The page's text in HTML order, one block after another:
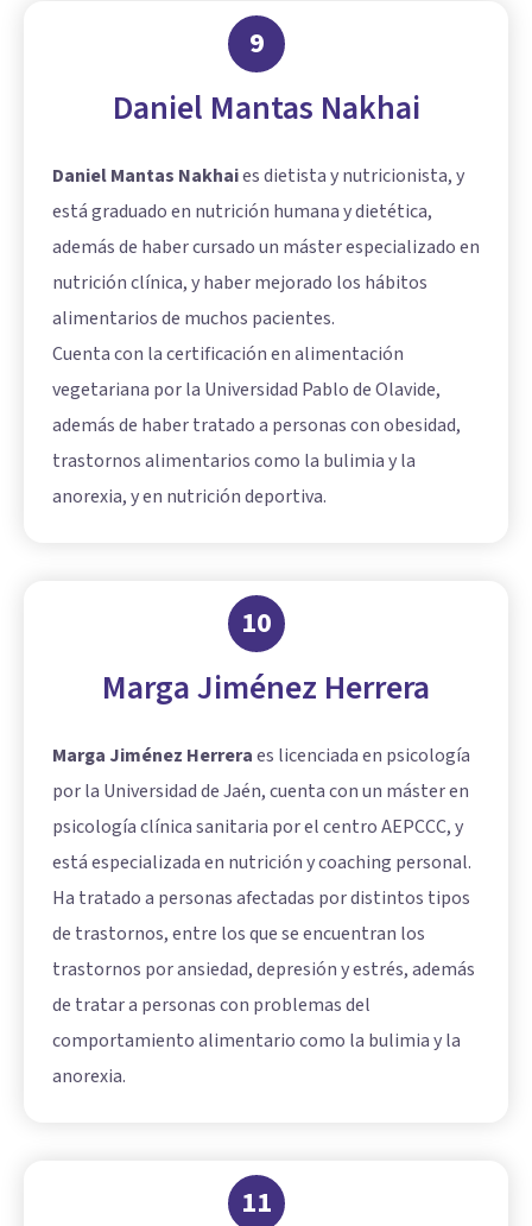
9
Daniel Mantas Nakhai
Daniel Mantas Nakhaies dietista y nutricionista, y
está graduado en nutrición humana y dietética,
además de haber cursado un máster especializado en
nutrición clínica, y haber mejorado los hábitos
alimentarios de muchos pacientes.
Cuenta con la certificación en alimentación
vegetariana por la Universidad Pablo de Olavide,
además de haber tratado a personas con obesidad,
trastornos alimentarios como la bulimia y la
anorexia, y en nutrición deportiva.
10
Marga Jiménez Herrera
Marga Jiménez Herreraes licenciada en psicología
por la Universidad de Jaén, cuenta con un máster en
psicología clínica sanitaria por el centro AEPCCC, y
está especializada en nutrición y coaching personal.
Ha tratado a personas afectadas por distintos tipos
de trastornos, entre los que se encuentran los
trastornos por ansiedad, depresión y estrés, además
de tratar a personas con problemas del
comportamiento alimentario como la bulimia y la
anorexia.
11